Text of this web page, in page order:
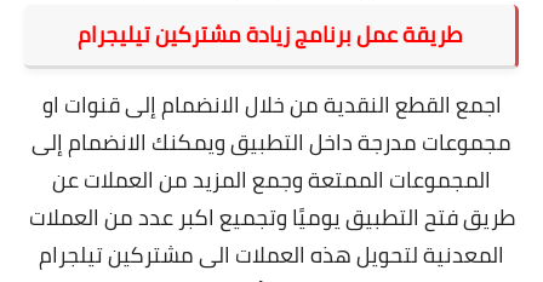
طريقة عمل برنامج زيادة مشتركين تيليجرام
اجمع القطع النقدية من خلال الانضمام إلى قنوات او
مجموعات مدرجة داخل التطبيق ويمكنك الانضمام إلى
المجموعات الممتعة وجمع المزيد من العملات عن
طريق فتح التطبيق يوميًا وتجميع اكبر عدد من العملات
المعدنية لتحويل هذه العملات الى مشتركين تيلجرام